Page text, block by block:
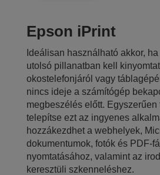
Epson iPrint
Ideálisan használható akkor,
utolsó pillanatban kell
okostelefonjáról vagy
nincs ideje a számítógép
megbeszélés előtt. Egyszerűen
telepítse ezt az ingyenes
hozzákezdhet a webhelyek,
dokumentumok, fotók és PDF-
nyomtatásához, valamint az
keresztüli szkenneléshez.